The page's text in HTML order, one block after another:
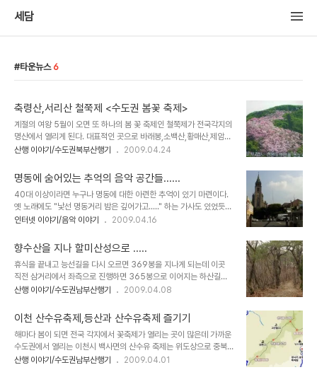
세담
타운뉴스 6
축령산,서리산 철쭉제 <수도권 봄꽃 축제>
계절의 여왕 5월이 오면 또 하나의 봄 꽃 축제인 철쭉제가 전국각지의
명산에서 열리게 된다. 대표적인 곳으로 바래봉,소백산,황매산,제암산
같은 유명한 쩔쭉 명소들이 많으나 바쁜 수도권 산행객 들에겐 그림의
거리에 소재한 축령산과 서리산의 철쭉제는 부담없이 다녀 올수 있는
곳이면서 그경치 또한 철쭉의 아름다운 자태를 가까이에서 보고 등산
까지 겸할수 있어서 수년전 부터 수도권 등산객들에게 각광받고 있는
축제이다. 올해에는 5월2일부터 20일까지 축령,서리산 철쭉제가 진
행된다고 한다. 축령산은 수리바위에서 남이바위 능선길에도 철쭉꽃
큰키의 자생철쭉들이 군락을 이루고 있는데 군락의..
산행 이야기/수도권북부산행기 2009.04.24
명동에 숨어있는 추억의 음악 공간들......
40대 이상이라면 누구나 명동에 대한 아련한 추억이 있기 마련이다.
옛 노래에도 "낯선 명동거리 밤은 깊어가고....." 하는 가사도 있었듯
추억의 길이었고 젊음의 거리였다. 도심이 개발된 지금에도 명동성당
고 또 그속에서 숨쉬고 있는 70~80년대 문화공간들이 살아 남아있
다. 향린교회로 들어가는 뒷골목에는 허름한 명동이 숨어있다. 2층 3
층으로 이루어진 골목의 건물들은 30년은 더 되어 보이는데 모두가
성업중...... 이 골목을 돌아 중앙극장 옆 모퉁이에 서면 자그마한 간판
하나가 눈에 들어 온다. "무아""""""""""- 무아지경의 줄임말이다. 자
인터넷 이야기/음악 이야기 2009.04.16
향수산을 지나 할미산성으로 .....
휴식을 끝내고 능선길을 다시 오르면 369봉을 지나게 되는데 이곳
직전 삼거리에서 좌측으로 진행하면 365봉으로 이어지는 하산길이
므로 오른쪽으로 진행하여야 한다. 405봉에 도착한다. 별 조망은 없
의 내리막을 지나면 숲은 점점 더 깊어지고..... 길지않은 오르막 끝이
향수산 정상이다. 그리 급하지 않은 완만한 경사가 이어지고..... 드디
어 향수산에 도착했다. 정상석이 없는 이곳엔 돌무더기와 나무목판에
향수산이란 글귀가 붙어 있을뿐....이곳도 삼거리인데 할미산성으로의
종주를 위해서는 계속 직진하여야 한다. 삼성 소유의 산이다 보니 장승
산행 이야기/수도권남부산행기 2009.04.08
이천 산수유축제,등산과 산수유축제 즐기기
해마다 봄이 되면 전국 각지에서 꽃축제가 열리는 곳이 많은데 가까운
수도권에서 열리는 이천시 백사면의 산수유 축제는 위도상으로 중북
부지역에 속하다보니 산수유의 개화가 남부지역 보다 늦게 되므로 4
산행 이야기/수도권남부산행기 2009.04.01